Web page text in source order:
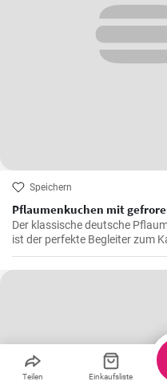
Speichern
Pflaumenkuchen mit
Der klassische deutsche
ist der perfekte Begleiter zum
kombiniert mit der Süße des
Geschmackserlebnis.
Teilen Einkaufsliste